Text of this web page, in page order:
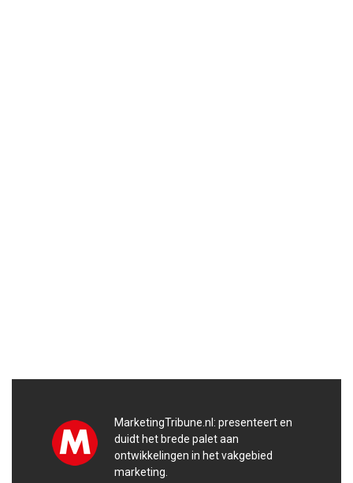
MarketingTribune.nl: presenteert en
duidt het brede palet aan
ontwikkelingen in het vakgebied
marketing.